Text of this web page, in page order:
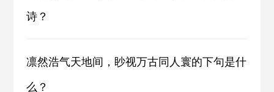
诗？
凛然浩气天地间，眇视万古同人寰的下句是什
么？